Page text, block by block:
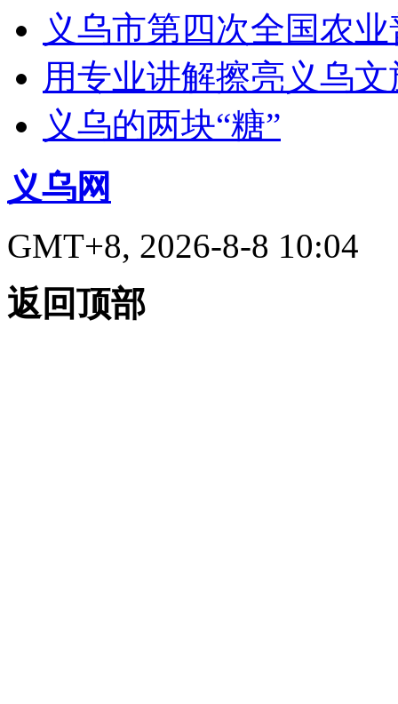
义乌市第四次全国农
用专业讲解擦亮义乌
义乌的两块“糖”
义乌网
GMT+8, 2026-8-8 10:04
返回顶部